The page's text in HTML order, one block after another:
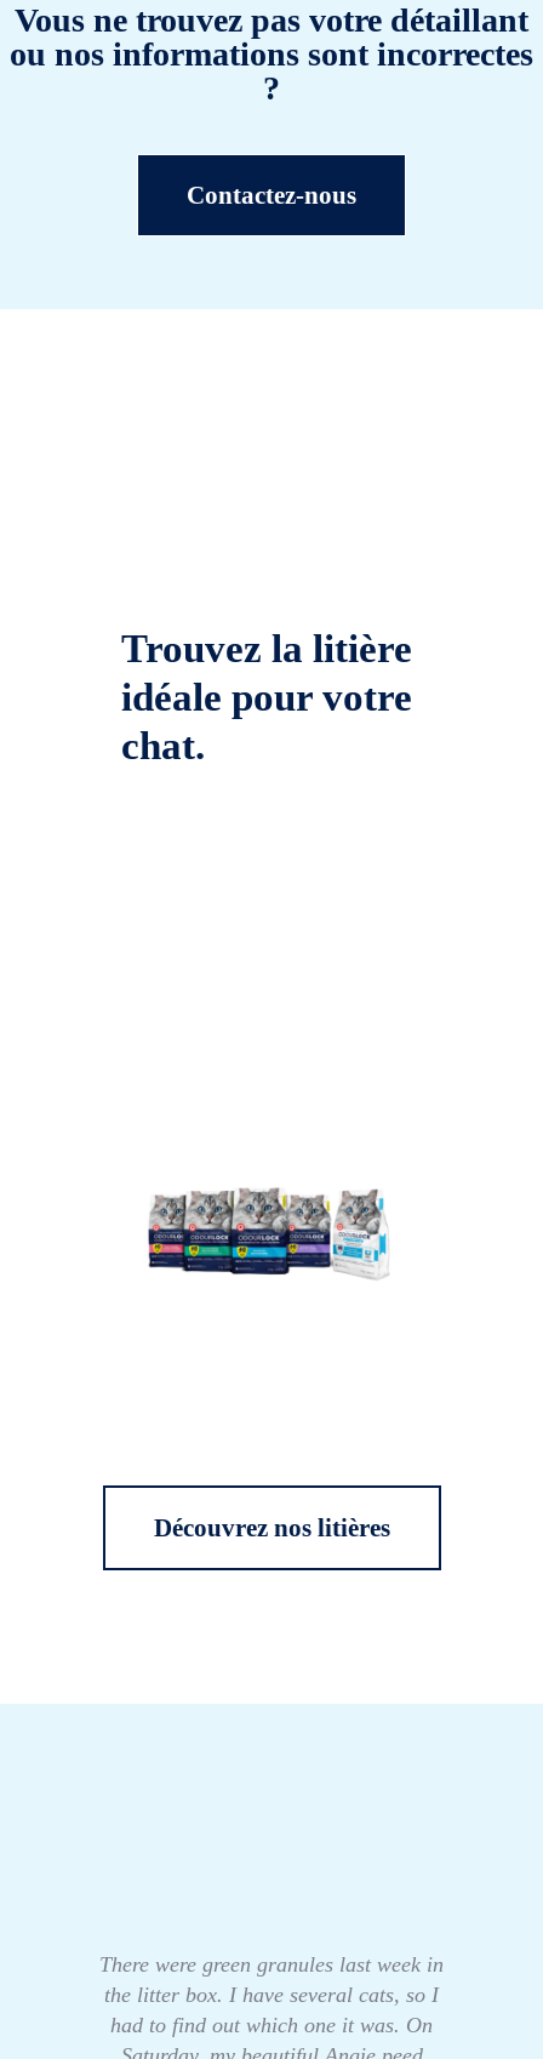
Vous ne trouvez pas votre détaillant
ou nos informations sont incorrectes
?
Contactez-nous
Trouvez la litière
idéale pour votre
chat.
Découvrez nos litières
There were green granules last week in
the litter box. I have several cats, so I
had to find out which one it was. On